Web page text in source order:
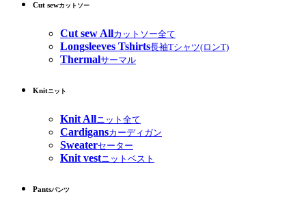
Cut sewカットソー
Cut sew Allカットソー全て
Longsleeves Tshirts長袖Tシャツ(ロンT)
Thermalサーマル
Knitニット
Knit Allニット全て
Cardigansカーディガン
Sweaterセーター
Knit vestニットベスト
Pantsパンツ